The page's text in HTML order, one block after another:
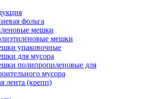
фольга
мешки
мешки
упаковочные
для мусора
полипропиленовые для
мусора
лента (крепп)